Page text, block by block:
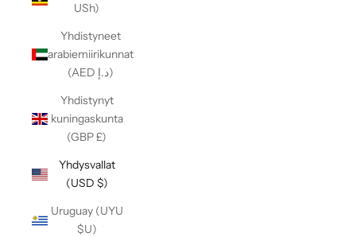
USh)
Yhdistyneet
arabiemiirikunnat
(AED د.إ)
Yhdistynyt
kuningaskunta
(GBP £)
Yhdysvallat
(USD $)
Uruguay (UYU
$U)